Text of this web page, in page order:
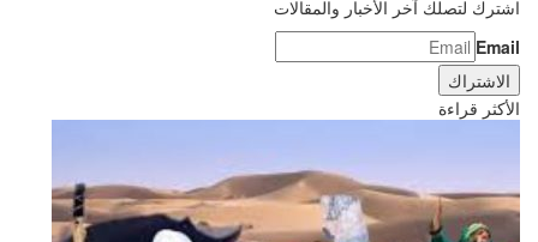
اشترك لتصلك آخر الأخبار والمقالات
Email
الأكثر قراءة